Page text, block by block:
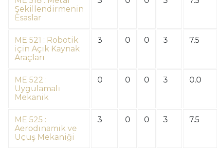
Şekillendirmenin
Esaslar
ME 521 : Robotik
için Açık Kaynak
Araçları
3 0 0 3 7.5
ME 522 :
Uygulamalı
Mekanik
0 0 0 3 0.0
ME 525 :
Aerodinamik ve
Uçuş Mekaniği
3 0 0 3 7.5